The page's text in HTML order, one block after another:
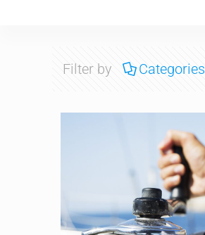
Filter by Categories